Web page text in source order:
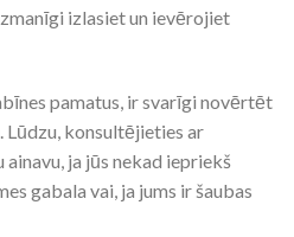
izlasiet un ievērojiet
pamatus, ir svarīgi novērtēt
Lūdzu, konsultējieties ar
ja jūs nekad iepriekš
gabala vai, ja jums ir šaubas